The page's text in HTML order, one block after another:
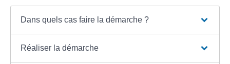
Dans quels cas faire la démarche ?
Réaliser la démarche